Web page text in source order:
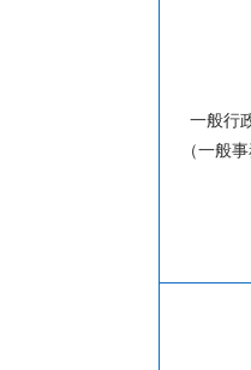
一般行
（一般事